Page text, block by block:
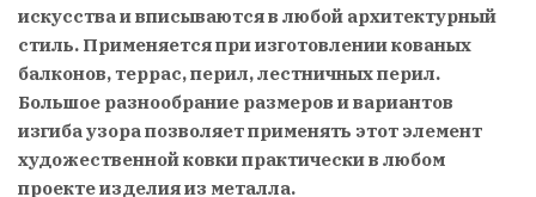
искусства и вписываются в любой архитектурный
стиль. Применяется при изготовлении кованых
балконов, террас, перил, лестничных перил.
Большое разнообрание размеров и вариантов
изгиба узора позволяет применять этот элемент
художественной ковки практически в любом
проекте изделия из металла.